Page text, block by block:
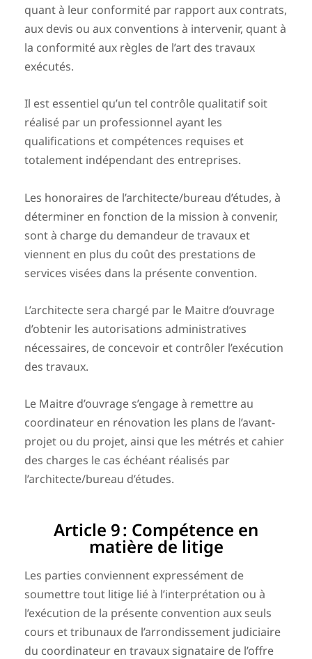
quant à leur conformité par rapport aux contrats,
aux devis ou aux conventions à intervenir, quant à
la conformité aux règles de l’art des travaux
exécutés.
Il est essentiel qu’un tel contrôle qualitatif soit
réalisé par un professionnel ayant les
qualifications et compétences requises et
totalement indépendant des entreprises.
Les honoraires de l’architecte/bureau d’études, à
déterminer en fonction de la mission à convenir,
sont à charge du demandeur de travaux et
viennent en plus du coût des prestations de
services visées dans la présente convention.
L’architecte sera chargé par le Maitre d’ouvrage
d’obtenir les autorisations administratives
nécessaires, de concevoir et contrôler l’exécution
des travaux.
Le Maitre d’ouvrage s’engage à remettre au
coordinateur en rénovation les plans de l’avant-
projet ou du projet, ainsi que les métrés et cahier
des charges le cas échéant réalisés par
l’architecte/bureau d’études.
Article 9 : Compétence en
matière de litige
Les parties conviennent expressément de
soumettre tout litige lié à l’interprétation ou à
l’exécution de la présente convention aux seuls
cours et tribunaux de l’arrondissement judiciaire
du coordinateur en travaux signataire de l’offre